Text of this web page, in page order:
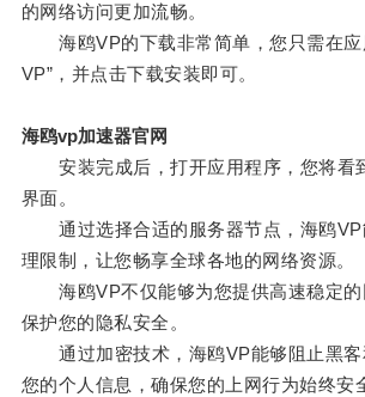
的网络访问更加流畅。
海鸥VP的下载非常简单，您只需在应
VP”，并点击下载安装即可。
海鸥vp加速器官网
安装完成后，打开应用程序，您将看
界面。
通过选择合适的服务器节点，海鸥VP
理限制，让您畅享全球各地的网络资源。
海鸥VP不仅能够为您提供高速稳定的
保护您的隐私安全。
通过加密技术，海鸥VP能够阻止黑客
您的个人信息，确保您的上网行为始终安